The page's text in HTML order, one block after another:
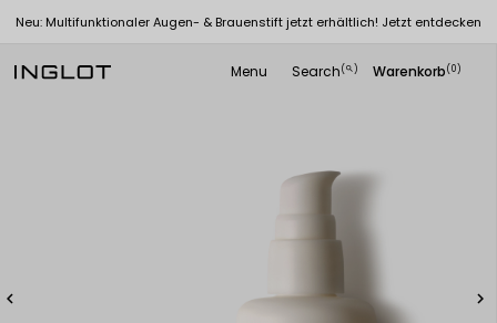
Neu: Multifunktionaler Augen- & Brauenstift jetzt erhältlich! Jetzt entdecken
Menu Search(
search ) Warenkorb(0)
 